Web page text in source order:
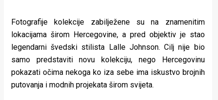
Fotografije kolekcije zabilježene su na znamenitim
lokacijama širom Hercegovine, a pred objektiv je stao
legendarni švedski stilista Lalle Johnson. Cilj nije bio
samo predstaviti novu kolekciju, nego Hercegovinu
pokazati očima nekoga ko iza sebe ima iskustvo brojnih
putovanja i modnih projekata širom svijeta.